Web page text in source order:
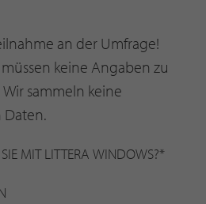
an der Umfrage!
keine Angaben zu
sammeln keine
MIT LITTERA WINDOWS?*